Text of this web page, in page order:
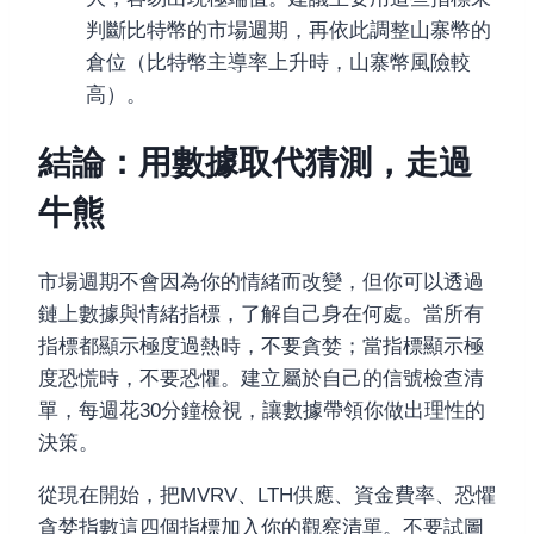
判斷比特幣的市場週期，再依此調整山寨幣的
倉位（比特幣主導率上升時，山寨幣風險較
高）。
結論：用數據取代猜測，走過
牛熊
市場週期不會因為你的情緒而改變，但你可以透過
鏈上數據與情緒指標，了解自己身在何處。當所有
指標都顯示極度過熱時，不要貪婪；當指標顯示極
度恐慌時，不要恐懼。建立屬於自己的信號檢查清
單，每週花30分鐘檢視，讓數據帶領你做出理性的
決策。
從現在開始，把MVRV、LTH供應、資金費率、恐懼
貪婪指數這四個指標加入你的觀察清單。不要試圖